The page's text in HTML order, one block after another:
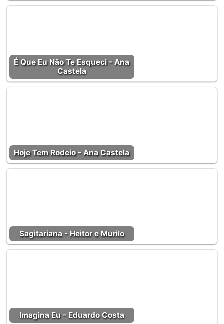
É Que Eu Não Te Esqueci - Ana
Castela
Hoje Tem Rodeio - Ana Castela
Sagitariana - Heitor e Murilo
Imagina Eu - Eduardo Costa